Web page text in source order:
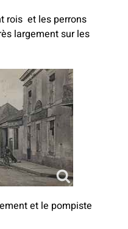
rois et les perrons
largement sur les
et le pompiste